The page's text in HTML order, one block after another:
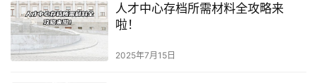
人才中心存档所需材料全攻略来
啦！
2025年7月15日